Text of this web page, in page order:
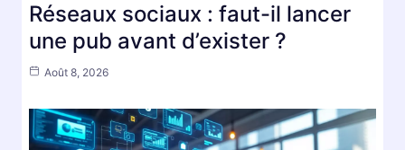
Réseaux sociaux : faut-il lancer
une pub avant d’exister ?
Août 8, 2026